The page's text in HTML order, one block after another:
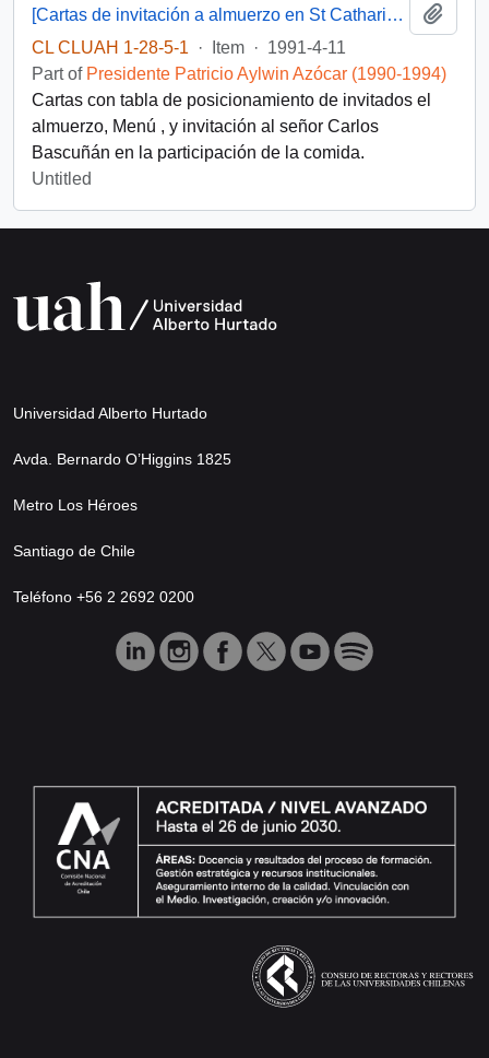
[Cartas de invitación a almuerzo en St Catharine's College, Cambridge].
CL CLUAH 1-28-5-1
· Item · 1991-4-11
Part of Presidente Patricio Aylwin Azócar (1990-1994)
Cartas con tabla de posicionamiento de invitados el
almuerzo, Menú , y invitación al señor Carlos
Bascuñán en la participación de la comida.
Untitled
Universidad Alberto Hurtado
Avda. Bernardo O’Higgins 1825
Metro Los Héroes
Santiago de Chile
Teléfono +56 2 2692 0200